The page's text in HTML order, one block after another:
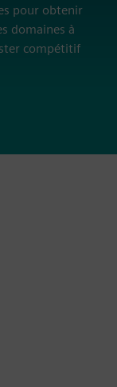
pour obtenir
domaines à
compétitif